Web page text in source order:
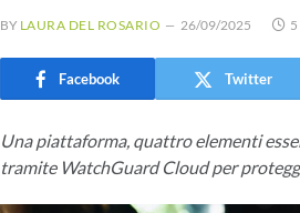
BY LAURA DEL ROSARIO 26/09/2025
Facebook Twitter
Una piattaforma, quattro elementi
tramite WatchGuard Cloud per